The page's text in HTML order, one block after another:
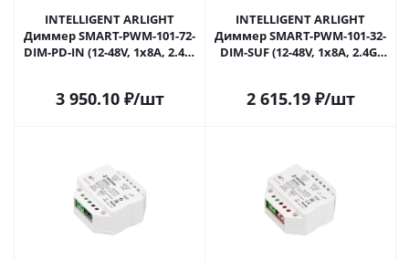
INTELLIGENT ARLIGHT
Диммер SMART-PWM-101-72-
DIM-PD-IN (12-48V, 1x8A, 2.4G)
3 950.10₽/шт
INTELLIGENT ARLIGHT
Диммер SMART-PWM-101-32-
DIM-SUF (12-48V, 1x8A, 2.4G)
2 615.19₽/шт